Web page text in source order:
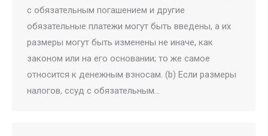
с обязательным погашением и другие
обязательные платежи могут быть введены, а их
размеры могут быть изменены не иначе, как
законом или на его основании; то же самое
относится к денежным взносам. (b) Если размеры
налогов, ссуд с обязательным…